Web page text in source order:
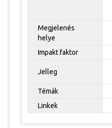
Megjelenés
helye
Impakt faktor
Jelleg
Témák
Linkek